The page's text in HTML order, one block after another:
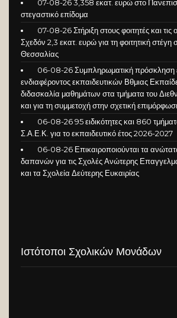
07-08-26 3,358 εκατ. ευρώ στο
στεγαστικό επίδομα
07-08-26 Στήριξη στους φοιτητές και τις
Σχεδόν 2,3 εκατ. ευρώ για τη φοιτητική στέγη
Θεσσαλίας
06-08-26 Συμπληρωματική πρόσκληση
ενδιαφέροντος εκπαιδευτικών Βθμιας
διδασκαλία μαθημάτων στα τμήματα του
και για τη συμμετοχή στην σχετική
06-08-26 95 ειδικότητες και 860
Σ.Α.Ε.Κ. για το εκπαιδευτικό έτος 2026-2027
06-08-26 Επικαιροποιούνται τα
δαπανών για τις Σχολές Ανώτερης
και τα Σχολεία Δεύτερης Ευκαιρίας
Ιστότοποι Σχολικών Μονάδων